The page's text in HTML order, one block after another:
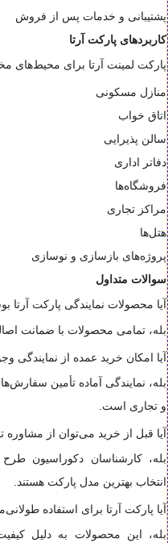
پشتیبانی و خدمات پس از فروش
کاربردهای پارکت آرتا
پارکت لمینت آرتا برای محیط‌های
منازل مسکونی
اتاق خواب
سالن پذیرایی
دفاتر اداری
فروشگاه‌ها
مراکز تجاری
هتل‌ها
پروژه‌های بازسازی و نوسازی
سوالات متداول
آیا محصولات نمایندگی پارکت آرتا
بله، تمامی محصولات با ضمانت
آیا امکان خرید عمده از نمایندگی
بله، نمایندگی آماده تأمین
و تجاری است.
آیا قبل از خرید می‌توان از
بله، کارشناسان دکوراسیون طرح
انتخاب بهترین مدل پارکت هستند.
آیا پارکت آرتا برای استفاده
بله، این محصولات به دلیل